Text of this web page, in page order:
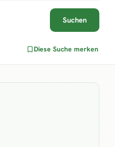
Suchen
Diese Suche merken